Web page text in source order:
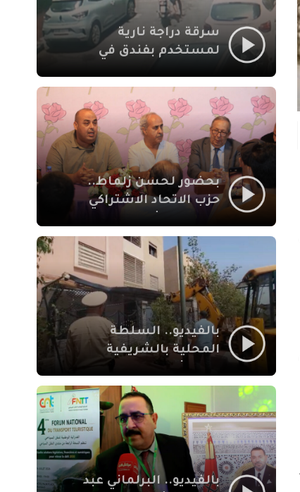
سرقة دراجة نارية
لمستخدم بفندق في
بمراكش
بحضور لحسن زلماط..
حزب الاتحاد الاشتراكي
مقراً بمقاطعة سيدي
يوسف بن علي مراكش
بالفيديو.. السلطة
المحلية بالشريفية
بنايات غير قانونية بإقامة
الإيمان
بالفيديو.. البرلماني عبد